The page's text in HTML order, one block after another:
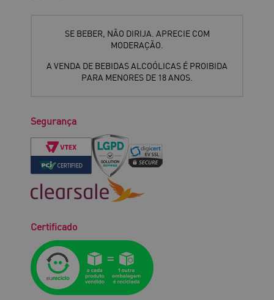
SE BEBER, NÃO DIRIJA. APRECIE COM
MODERAÇÃO.
A VENDA DE BEBIDAS ALCOÓLICAS É PROIBIDA
PARA MENORES DE 18 ANOS.
Segurança
Certificado